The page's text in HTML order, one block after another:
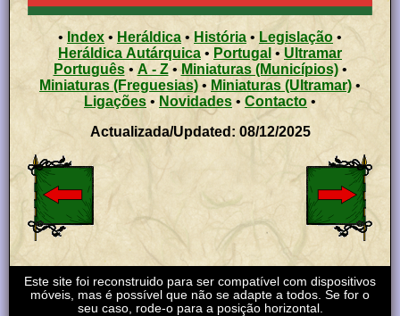
• Index • Heráldica • História • Legislação •
Heráldica Autárquica • Portugal •Ultramar
Português• A - Z•Miniaturas (Municípios)•
Miniaturas (Freguesias) • Miniaturas (Ultramar)•
Ligações • Novidades • Contacto •
Actualizada/Updated: 08/12/2025
Este site foi reconstruido para ser compatível com dispositivos
móveis, mas é possível que não se adapte a todos. Se for o
seu caso, rode-o para a posição horizontal.